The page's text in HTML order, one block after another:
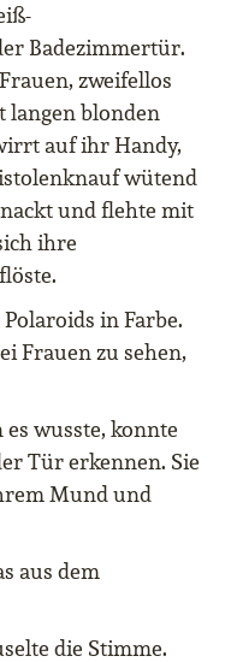
Badezimmertür.
zweifellos
langen blonden
auf ihr Handy,
wütend
und flehte mit
ihre
in Farbe.
Frauen zu sehen,
es wusste, konnte
Tür erkennen. Sie
Mund und
aus dem
die Stimme.